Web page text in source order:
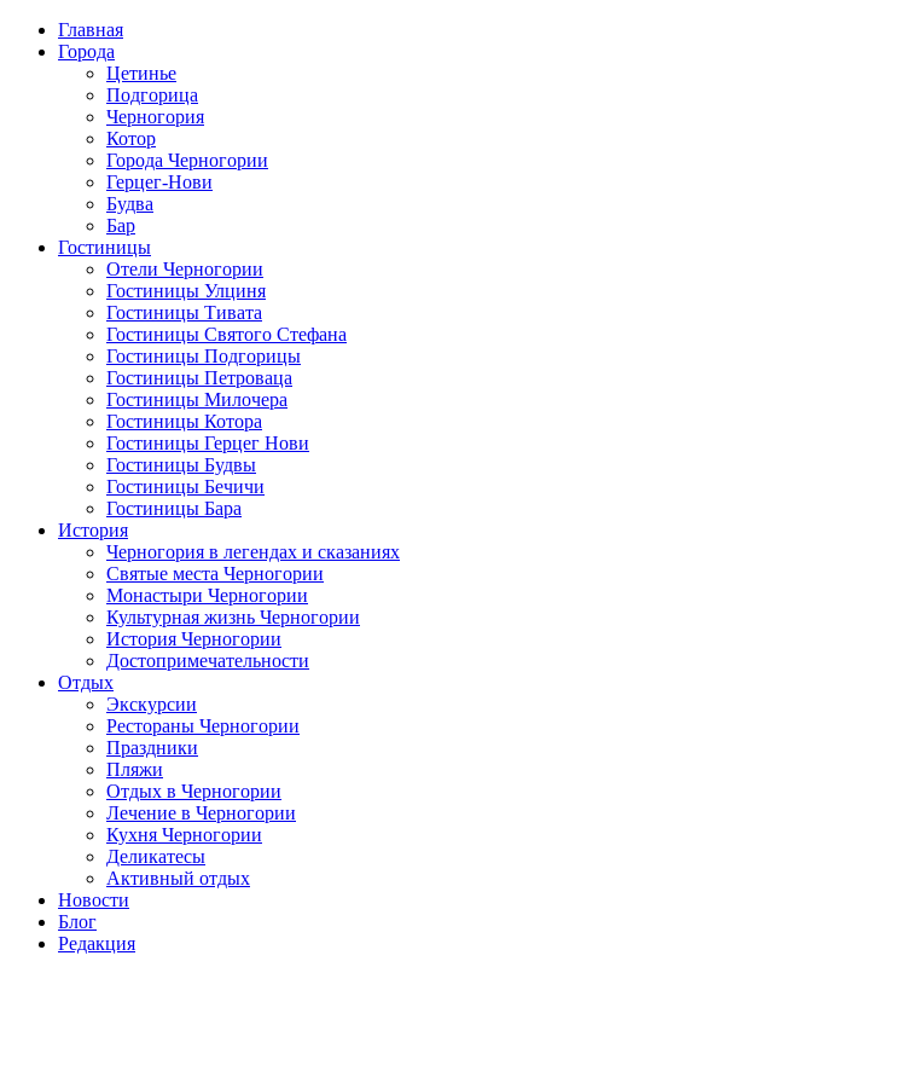
Главная
Города
Цетинье
Подгорица
Черногория
Котор
Города Черногории
Герцег-Нови
Будва
Бар
Гостиницы
Отели Черногории
Гостиницы Улциня
Гостиницы Тивата
Гостиницы Святого Стефана
Гостиницы Подгорицы
Гостиницы Петроваца
Гостиницы Милочера
Гостиницы Котора
Гостиницы Герцег Нови
Гостиницы Будвы
Гостиницы Бечичи
Гостиницы Бара
История
Черногория в легендах и сказаниях
Святые места Черногории
Монастыри Черногории
Культурная жизнь Черногории
История Черногории
Достопримечательности
Отдых
Экскурсии
Рестораны Черногории
Праздники
Пляжи
Отдых в Черногории
Лечение в Черногории
Кухня Черногории
Деликатесы
Активный отдых
Новости
Блог
Редакция